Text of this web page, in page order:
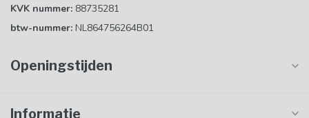
KVK nummer: 88735281
btw-nummer: NL864756264B01
Openingstijden
Informatie